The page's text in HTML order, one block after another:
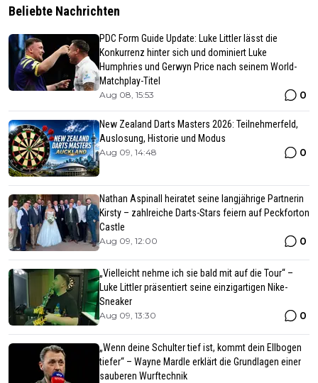
Beliebte Nachrichten
PDC Form Guide Update: Luke Littler lässt die
Konkurrenz hinter sich und dominiert Luke
Humphries und Gerwyn Price nach seinem World-
Matchplay-Titel
Aug 08, 15:53 0
New Zealand Darts Masters 2026: Teilnehmerfeld,
Auslosung, Historie und Modus
Aug 09, 14:48 0
Nathan Aspinall heiratet seine langjährige Partnerin
Kirsty – zahlreiche Darts-Stars feiern auf Peckforton
Castle
Aug 09, 12:00 0
„Vielleicht nehme ich sie bald mit auf die Tour“ –
Luke Littler präsentiert seine einzigartigen Nike-
Sneaker
Aug 09, 13:30 0
„Wenn deine Schulter tief ist, kommt dein Ellbogen
tiefer“ – Wayne Mardle erklärt die Grundlagen einer
sauberen Wurftechnik